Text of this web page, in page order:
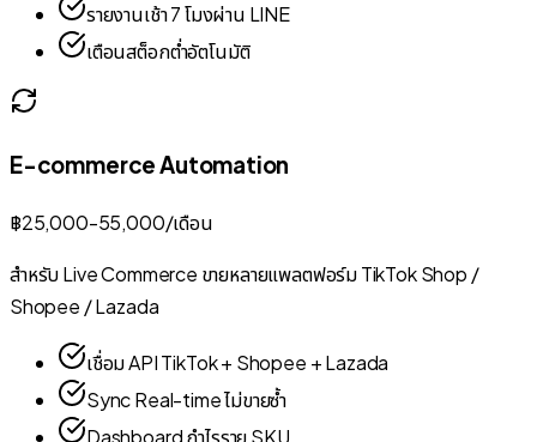
รายงานเช้า 7 โมงผ่าน LINE
เตือนสต็อกต่ำอัตโนมัติ
E-commerce Automation
฿25,000-55,000/เดือน
สำหรับ Live Commerce ขายหลายแพลตฟอร์ม TikTok Shop /
Shopee / Lazada
เชื่อม API TikTok + Shopee + Lazada
Sync Real-time ไม่ขายซ้ำ
Dashboard กำไรราย SKU